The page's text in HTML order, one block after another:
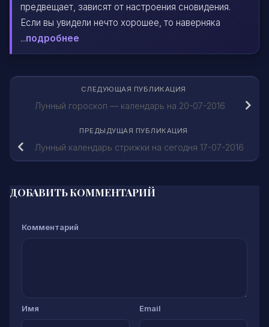
предвещает, зависят от настроения сновидения.
Если вы увидели нечто хорошее, то наверняка
...подробнее
СЛЕДУЮЩАЯ ПУБЛИКАЦИЯ
Лунный гороскоп — календарь на 20-07-2016
ПРЕДЫДУЩАЯ ПУБЛИКАЦИЯ
Лунный календарь стрижки на сегодня 17-07-2016
ДОБАВИТЬ КОММЕНТАРИЙ
Комментарий
Имя Email